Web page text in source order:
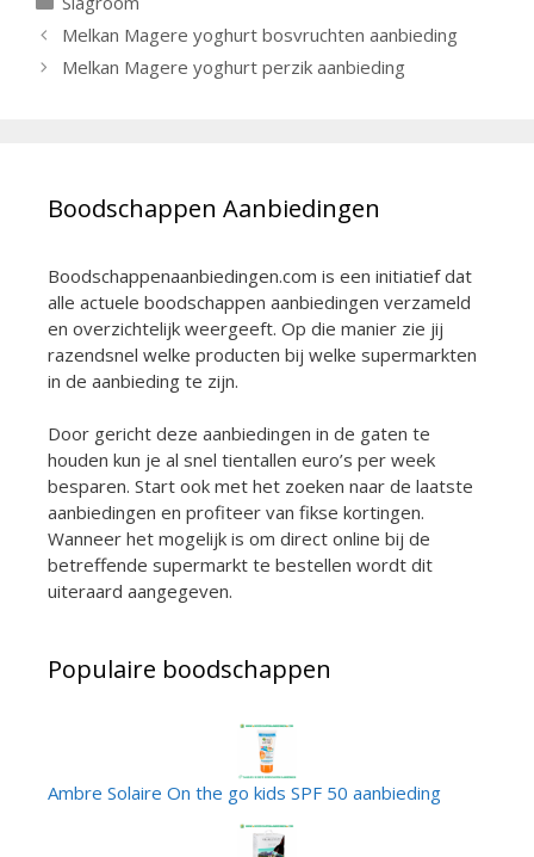
Berichtnavigatie
Melkan Magere yoghurt bosvruchten aanbieding
Melkan Magere yoghurt perzik aanbieding
Boodschappen Aanbiedingen
Boodschappenaanbiedingen.com is een initiatief dat
alle actuele boodschappen aanbiedingen verzameld
en overzichtelijk weergeeft. Op die manier zie jij
razendsnel welke producten bij welke supermarkten
in de aanbieding te zijn.
Door gericht deze aanbiedingen in de gaten te
houden kun je al snel tientallen euro’s per week
besparen. Start ook met het zoeken naar de laatste
aanbiedingen en profiteer van fikse kortingen.
Wanneer het mogelijk is om direct online bij de
betreffende supermarkt te bestellen wordt dit
uiteraard aangegeven.
Populaire boodschappen
Ambre Solaire On the go kids SPF 50 aanbieding